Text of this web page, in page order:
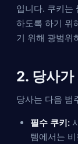
입니다. 쿠키는
하도록 하기 위
기 위해 광범위
2. 당사가
당사는 다음 범
필수 쿠키:
템에서는